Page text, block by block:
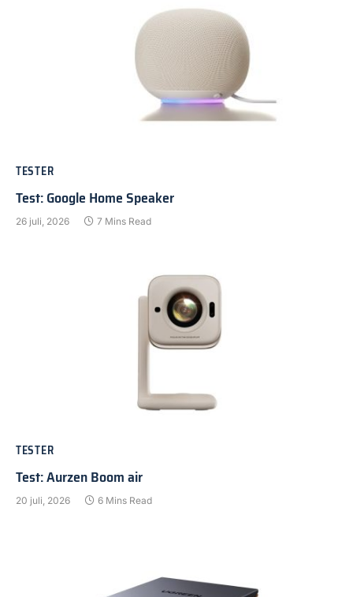
TESTER
Test: Google Home Speaker
26 juli, 2026 7 Mins Read
TESTER
Test: Aurzen Boom air
20 juli, 2026 6 Mins Read